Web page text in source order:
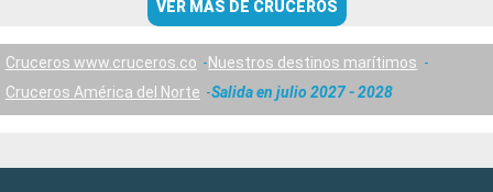
VER MÁS DE CRUCEROS
Cruceros www.cruceros.co
Nuestros destinos marítimos
Cruceros América del Norte
Salida en julio 2027 - 2028